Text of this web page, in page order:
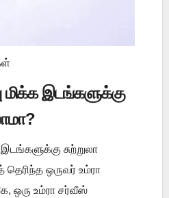
மிக்க இடங்களுக்கு
இடங்களுக்கு சுற்றுலா
ஒருவர் உம்ரா
ஒரு உம்ரா சர்வீஸ்